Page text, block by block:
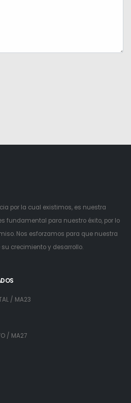
por la cual existimos, es nuestra
fundamental para nuestro éxito, por lo
Nos esforzamos para que nuestra
crecimiento y desarrollo.
/ MA23
/ MA27